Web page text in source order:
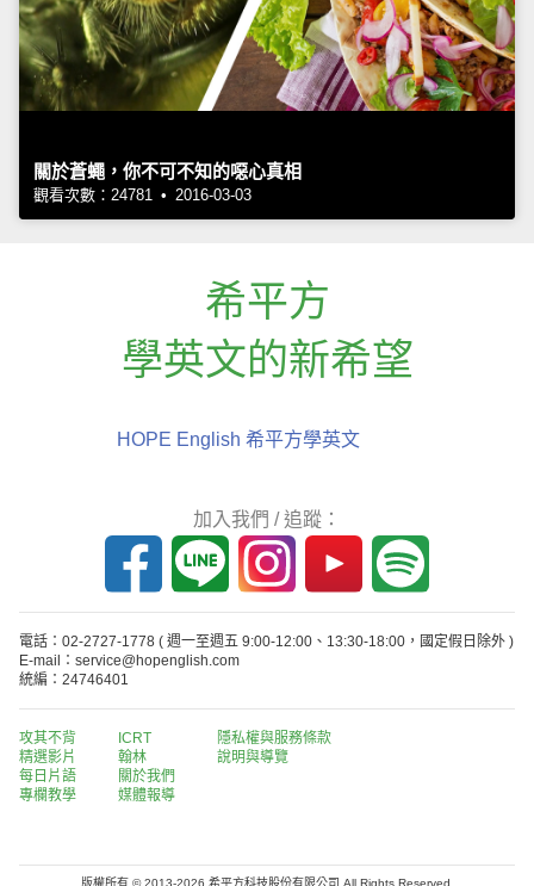
關於蒼蠅，你不可不知的噁心真相
觀看次數：24781 • 2016-03-03
希平方
學英文的新希望
HOPE English 希平方學英文
加入我們 / 追蹤：
電話：02-2727-1778 ( 週一至週五 9:00-12:00、13:30-18:00，國定假日除外 )
E-mail：service@hopenglish.com
統編：24746401
攻其不背
精選影片
每日片語
專欄教學
ICRT
翰林
關於我們
媒體報導
隱私權與服務條款
說明與導覽
版權所有 © 2013-2026 希平方科技股份有限公司 All Rights Reserved.